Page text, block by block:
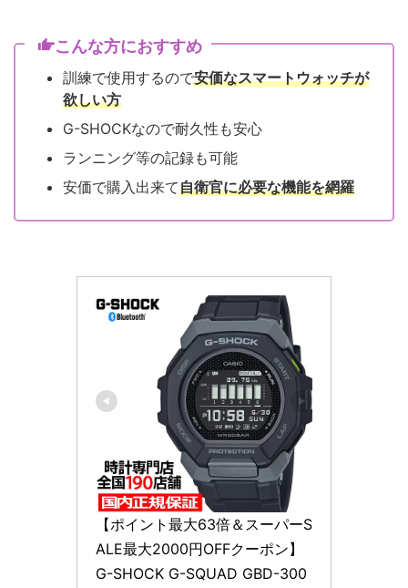
こんな方におすすめ
訓練で使用するので安価なスマートウォッチが
欲しい方
G-SHOCKなので耐久性も安心
ランニング等の記録も可能
安価で購入出来て自衛官に必要な機能を網羅
【ポイント最大63倍＆スーパーS
ALE最大2000円OFFクーポン】
G-SHOCK G-SQUAD GBD-300